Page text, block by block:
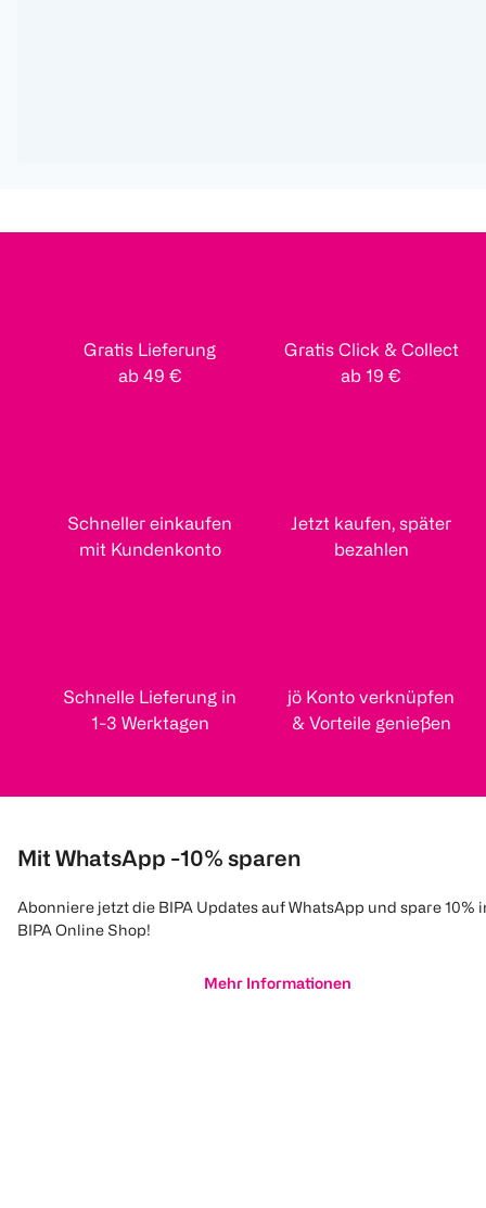
Gratis Lieferung
ab 49 €
Gratis Click & Collect
ab 19 €
Schneller einkaufen
mit Kundenkonto
Jetzt kaufen, später
bezahlen
Schnelle Lieferung in
1-3 Werktagen
jö Konto verknüpfen
& Vorteile genießen
Mit WhatsApp -10% sparen
Abonniere jetzt die BIPA Updates auf WhatsApp und spare 10%
BIPA Online Shop!
Mehr Informationen